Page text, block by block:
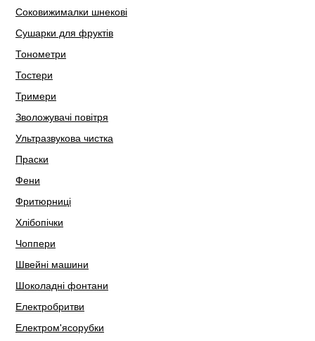
Соковижималки шнекові
Сушарки для фруктів
Тонометри
Тостери
Тримери
Зволожувачі повітря
Ультразвукова чистка
Праски
Фени
Фритюрниці
Хлібопічки
Чоппери
Швейні машини
Шоколадні фонтани
Електробритви
Електром'ясорубки